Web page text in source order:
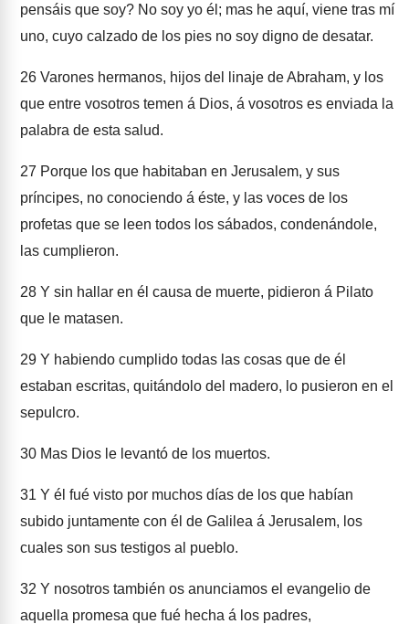
pensáis que soy? No soy yo él; mas he aquí, viene tras mí
uno, cuyo calzado de los pies no soy digno de desatar.
26 Varones hermanos, hijos del linaje de Abraham, y los
que entre vosotros temen á Dios, á vosotros es enviada la
palabra de esta salud.
27 Porque los que habitaban en Jerusalem, y sus
príncipes, no conociendo á éste, y las voces de los
profetas que se leen todos los sábados, condenándole,
las cumplieron.
28 Y sin hallar en él causa de muerte, pidieron á Pilato
que le matasen.
29 Y habiendo cumplido todas las cosas que de él
estaban escritas, quitándolo del madero, lo pusieron en el
sepulcro.
30 Mas Dios le levantó de los muertos.
31 Y él fué visto por muchos días de los que habían
subido juntamente con él de Galilea á Jerusalem, los
cuales son sus testigos al pueblo.
32 Y nosotros también os anunciamos el evangelio de
aquella promesa que fué hecha á los padres,